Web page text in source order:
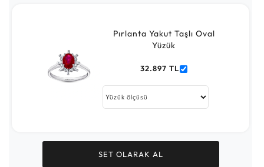
Pırlanta Yakut Taşlı Oval
Yüzük
32.897 TL
SET OLARAK AL